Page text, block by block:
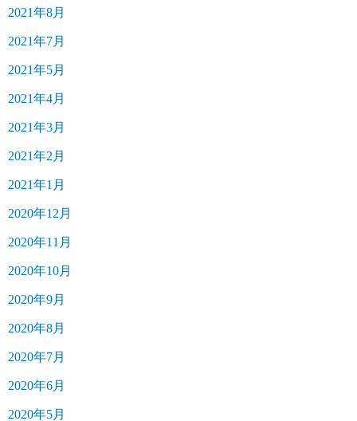
2021年8月
2021年7月
2021年5月
2021年4月
2021年3月
2021年2月
2021年1月
2020年12月
2020年11月
2020年10月
2020年9月
2020年8月
2020年7月
2020年6月
2020年5月